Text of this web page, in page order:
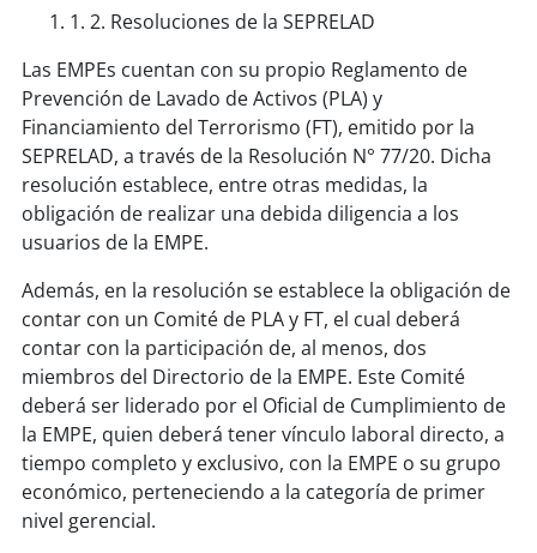
1. 2. Resoluciones de la SEPRELAD
Las EMPEs cuentan con su propio Reglamento de
Prevención de Lavado de Activos (PLA) y
Financiamiento del Terrorismo (FT), emitido por la
SEPRELAD, a través de la Resolución N° 77/20. Dicha
resolución establece, entre otras medidas, la
obligación de realizar una debida diligencia a los
usuarios de la EMPE.
Además, en la resolución se establece la obligación de
contar con un Comité de PLA y FT, el cual deberá
contar con la participación de, al menos, dos
miembros del Directorio de la EMPE. Este Comité
deberá ser liderado por el Oficial de Cumplimiento de
la EMPE, quien deberá tener vínculo laboral directo, a
tiempo completo y exclusivo, con la EMPE o su grupo
económico, perteneciendo a la categoría de primer
nivel gerencial.